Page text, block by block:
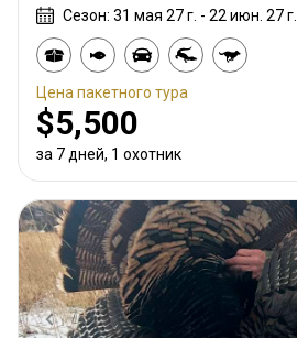
Сезон: 31 мая 27 г. - 22 июн. 27 г.
Цена пакетного тура
$5,500
за 7 дней, 1 охотник